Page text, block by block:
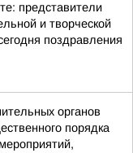
представители
и творческой
поздравления
органов
порядка